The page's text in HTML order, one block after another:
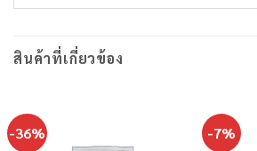
สินค้าที่เกี่ยวข้อง
-36% -7%